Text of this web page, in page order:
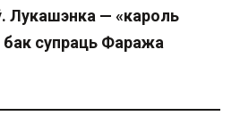
Лукашэнка — «кароль
супраць Фаража